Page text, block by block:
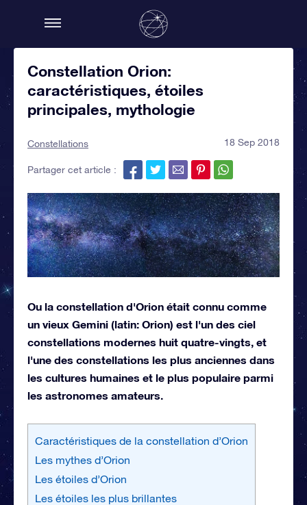
Constellation Orion:
caractéristiques, étoiles
principales, mythologie
Constellations 18 Sep 2018
Partager cet article :
Ou la constellation d'Orion était connu comme
un vieux Gemini (latin: Orion) est l'un des ciel
constellations modernes huit quatre-vingts, et
l'une des constellations les plus anciennes dans
les cultures humaines et le plus populaire parmi
les astronomes amateurs.
Caractéristiques de la constellation d’Orion
Les mythes d’Orion
Les étoiles d’Orion
Les étoiles les plus brillantes